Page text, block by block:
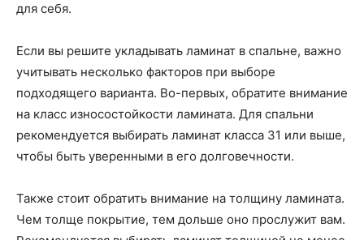
для себя.
Если вы решите укладывать ламинат в спальне, важно
учитывать несколько факторов при выборе
подходящего варианта. Во-первых, обратите внимание
на класс износостойкости ламината. Для спальни
рекомендуется выбирать ламинат класса 31 или выше,
чтобы быть уверенными в его долговечности.
Также стоит обратить внимание на толщину ламината.
Чем толще покрытие, тем дольше оно прослужит вам.